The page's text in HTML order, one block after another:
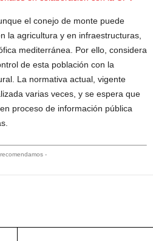
el conejo de monte puede
la agricultura y en infraestructuras,
mediterránea. Por ello, considera
de esta población con la
La normativa actual, vigente
varias veces, y se espera que
proceso de información pública
-